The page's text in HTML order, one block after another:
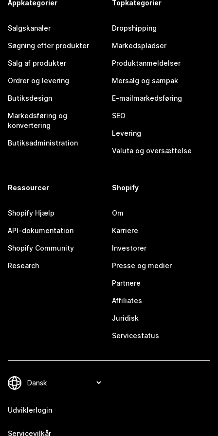
Appkategorier
Salgskanaler
Søgning efter produkter
Salg af produkter
Ordrer og levering
Butiksdesign
Markedsføring og
konvertering
Butiksadministration
Topkategorier
Dropshipping
Markedspladser
Produktanmeldelser
Mersalg og sampak
E-mailmarkedsføring
SEO
Levering
Valuta og oversættelse
Ressourcer
Shopify Hjælp
API-dokumentation
Shopify Community
Research
Shopify
Om
Karriere
Investorer
Presse og medier
Partnere
Affiliates
Juridisk
Servicestatus
Udviklerlogin
Servicevilkår